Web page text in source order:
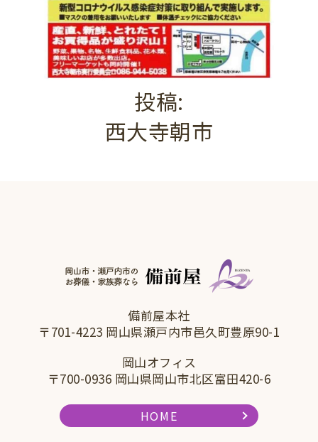
投稿:
西大寺朝市
備前屋本社
〒701-4223 岡山県瀬戸内市邑久町豊原90-1
岡山オフィス
〒700-0936 岡山県岡山市北区富田420-6
HOME